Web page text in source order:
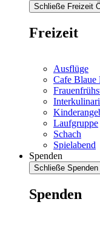
Schließe Freizeit
Freizeit
Ausflüge
Cafe Blaue
Laufgruppe
Schach
Spielabend
Spenden
Schließe Spenden
Spenden